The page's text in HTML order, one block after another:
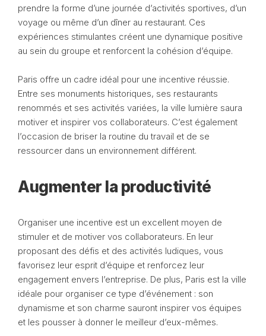
prendre la forme d’une journée d’activités sportives, d’un
voyage ou même d’un dîner au restaurant. Ces
expériences stimulantes créent une dynamique positive
au sein du groupe et renforcent la cohésion d’équipe.
Paris offre un cadre idéal pour une incentive réussie.
Entre ses monuments historiques, ses restaurants
renommés et ses activités variées, la ville lumière saura
motiver et inspirer vos collaborateurs. C’est également
l’occasion de briser la routine du travail et de se
ressourcer dans un environnement différent.
Augmenter la productivité
Organiser une incentive est un excellent moyen de
stimuler et de motiver vos collaborateurs. En leur
proposant des défis et des activités ludiques, vous
favorisez leur esprit d’équipe et renforcez leur
engagement envers l’entreprise. De plus, Paris est la ville
idéale pour organiser ce type d’événement : son
dynamisme et son charme sauront inspirer vos équipes
et les pousser à donner le meilleur d’eux-mêmes.